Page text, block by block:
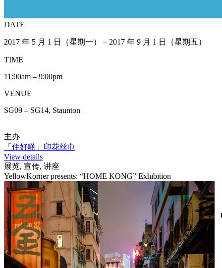
DATE
2017 年 5 月 1 日（星期一） – 2017 年 9 月 1 日（星期五）
TIME
11:00am – 9:00pm
VENUE
SG09 – SG14, Staunton
主办
「住好啲」印花丝巾
View details
展览, 宣传, 讲座
YellowKorner presents: “HOME KONG” Exhibition